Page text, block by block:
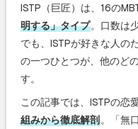
ISTP（巨匠）は、16の
明する」タイプ。口数は
でも、ISTPが好きな人の
の一つひとつが、他のど
す。
この記事では、ISTPの恋
組みから徹底解剖。「無